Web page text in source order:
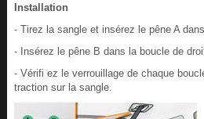
Installation
- Tirez la sangle et insérez le pêne A
- Insérez le pêne B dans la boucle de
- Vérifi ez le verrouillage de chaque
traction sur la sangle.